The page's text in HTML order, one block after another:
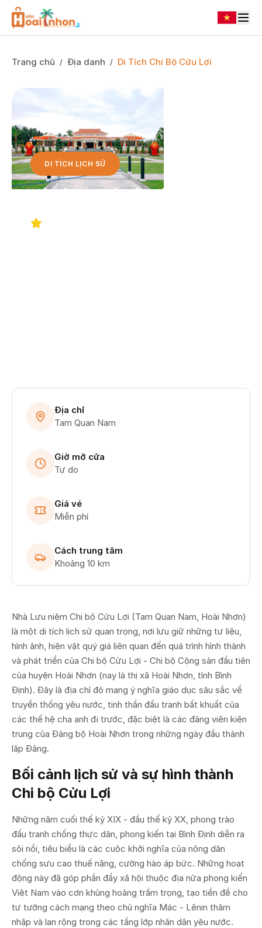
Trang chủ / Địa danh / Di Tích Chi Bộ Cửu Lợi
DI TÍCH LỊCH SỬ
Di Tích Chi Bộ Cửu Lợi
Địa chỉ
Tam Quan Nam
Giờ mở cửa
Tự do
Giá vé
Miễn phí
Cách trung tâm
Khoảng 10 km
Nhà Lưu niệm Chi bộ Cửu Lợi (Tam Quan Nam, Hoài Nhơn)
là một di tích lịch sử quan trọng, nơi lưu giữ những tư liệu,
hình ảnh, hiện vật quý giá liên quan đến quá trình hình thành
và phát triển của Chi bộ Cửu Lợi - Chi bộ Cộng sản đầu tiên
của huyện Hoài Nhơn (nay là thị xã Hoài Nhơn, tỉnh Bình
Định). Đây là địa chỉ đỏ mang ý nghĩa giáo dục sâu sắc về
truyền thống yêu nước, tinh thần đấu tranh bất khuất của
các thế hệ cha anh đi trước, đặc biệt là các đảng viên kiên
trung của Đảng bộ Hoài Nhơn trong những ngày đầu thành
lập Đảng.
Bối cảnh lịch sử và sự hình thành
Chi bộ Cửu Lợi
Những năm cuối thế kỷ XIX - đầu thế kỷ XX, phong trào
đấu tranh chống thực dân, phong kiến tại Bình Định diễn ra
sôi nổi, tiêu biểu là các cuộc khởi nghĩa của nông dân
chống sưu cao thuế nặng, cường hào áp bức. Những hoạt
động này đã góp phần đẩy xã hội thuộc địa nửa phong kiến
Việt Nam vào cơn khủng hoảng trầm trọng, tạo tiền đề cho
tư tưởng cách mạng theo chủ nghĩa Mác - Lênin thâm
nhập và lan rộng trong các tầng lớp nhân dân yêu nước.